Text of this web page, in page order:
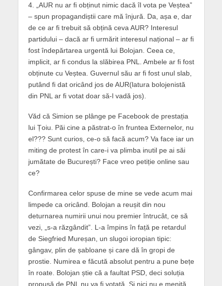
4. „AUR nu ar fi obținut nimic dacă îl vota pe Veștea”
– spun propagandiștii care mă înjură. Da, așa e, dar
de ce ar fi trebuit să obțină ceva AUR? Interesul
partidului – dacă ar fi urmărit interesul național – ar fi
fost îndepărtarea urgentă lui Bolojan. Ceea ce,
implicit, ar fi condus la slăbirea PNL. Ambele ar fi fost
obținute cu Veștea. Guvernul său ar fi fost unul slab,
putând fi dat oricând jos de AUR(latura bolojenistă
din PNL ar fi votat doar să-l vadă jos).
Văd că Simion se plânge pe Facebook de prestația
lui Țoiu. Păi cine a păstrat-o în fruntea Externelor, nu
el??? Sunt curios, ce-o să facă acum? Va face iar un
miting de protest în care-i va plimba inutil pe ai săi
jumătate de București? Face vreo petiție online sau
ce?
Confirmarea celor spuse de mine se vede acum mai
limpede ca oricând. Bolojan a reușit din nou
deturnarea numirii unui nou premier întrucât, ce să
vezi, „s-a răzgândit”. L-a împins în față pe retardul
de Siegfried Mureșan, un slugoi ioropian tipic:
gângav, plin de șabloane și care dă în gropi de
prostie. Numirea e făcută absolut pentru a pune bețe
în roate. Bolojan știe că a faultat PSD, deci soluția
propusă de PNL nu va fi votată. Și nici nu e menită